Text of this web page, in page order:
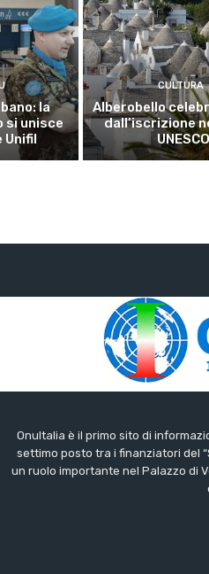
la
si unisce
CULTURA
Alberobello
dall’iscrizione
UNESCO
OnuItalia è il primo sito di
settimo posto tra i finanziatori del
un ruolo importante nel Palazzo di